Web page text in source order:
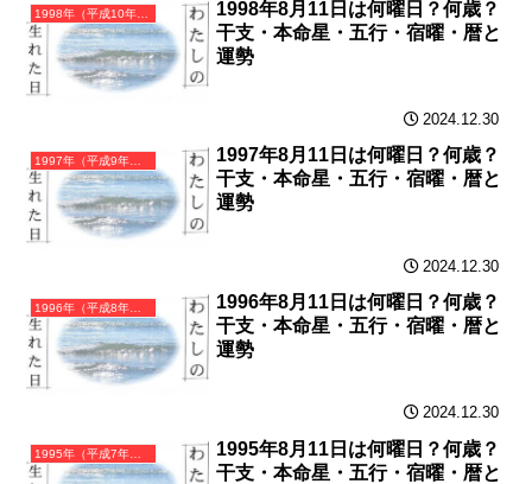
1998年（平成10年）戊寅（つちのえとら）・寅年（とら年）カレンダー（月曜はじまり）
1998年8月11日は何曜日？何歳？
干支・本命星・五行・宿曜・暦と
運勢
2024.12.30
1997年（平成9年）丁丑（ひのとうし）・丑年（うし年）カレンダー（月曜はじまり）
1997年8月11日は何曜日？何歳？
干支・本命星・五行・宿曜・暦と
運勢
2024.12.30
1996年（平成8年）丙子（ひのえね）・子年（ねずみ年）カレンダー（月曜はじまり）
1996年8月11日は何曜日？何歳？
干支・本命星・五行・宿曜・暦と
運勢
2024.12.30
1995年（平成7年）乙亥（きのとい）・亥年（いのしし年）カレンダー（月曜はじまり）
1995年8月11日は何曜日？何歳？
干支・本命星・五行・宿曜・暦と